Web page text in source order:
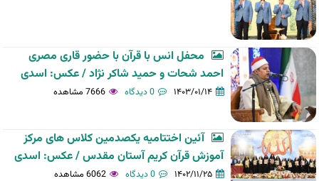
محفل انس با قرآن با حضور قاری مصری
احمد شحات و حمید شاکر نژاد / عکس: اسدی
۱۴۰۳/۰۱/۱۴ 0 دیدگاه 7666 مشاهده
آئین اختتامیه یکصدمین کلاس های مرکز
آموزش قرآن کریم آستان مقدس / عکس: اسدی
۱۴۰۲/۱۱/۲۵ 0 دیدگاه 6062 مشاهده